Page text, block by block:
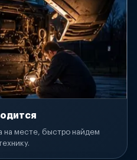
на месте, быстро найдем